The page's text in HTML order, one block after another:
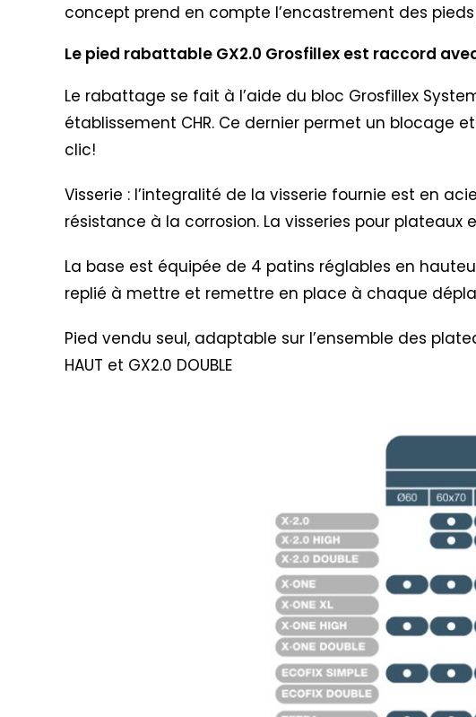
concept prend en compte l’encastrement des
Le pied rabattable GX2.0 Grosfillex est raccord
Le rabattage se fait à l’aide du bloc Grosfillex
établissement CHR. Ce dernier permet un blocage
clic!
Visserie : l’integralité de la visserie fournie est en
résistance à la corrosion. La visseries pour
La base est équipée de 4 patins réglables en
replié à mettre et remettre en place à chaque
Pied vendu seul, adaptable sur l’ensemble des
HAUT et GX2.0 DOUBLE